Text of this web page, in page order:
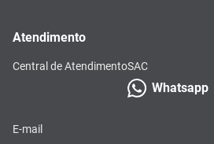
Atendimento
Central de AtendimentoSAC
Whatsapp
E-mail